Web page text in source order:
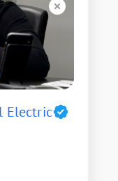
Electric